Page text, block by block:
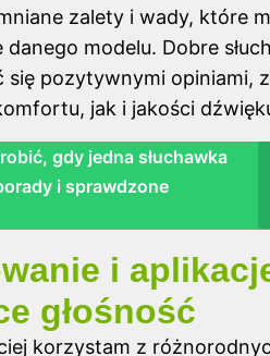
zalety i wady, które
modelu. Dobre
się pozytywnymi opiniami,
jak i jakości
gdy jedna słuchawka
i sprawdzone
i
głośność
korzystam z